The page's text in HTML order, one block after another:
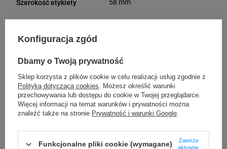
Szerokość etykiety 58 mm
odklejenia
Trudne
Rodzaj plomby VOID
Materiał plomby VOID
Usuwanie/odklejanie
Zostawia ślad
Konfiguracja zgód
Dbamy o Twoją prywatność
Sklep korzysta z plików cookie w celu realizacji usług zgodnie z
Polityką dotyczącą cookies. Możesz określić warunki
przechowywania lub dostępu do cookie w Twojej przeglądarce.
Więcej informacji na temat warunków i prywatności można
znaleźć także na stronie Prywatność i warunki Google.
Funkcjonalne pliki cookie (wymagane)
Zawsze
aktywne